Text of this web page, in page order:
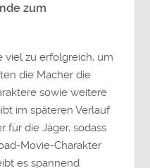
zum
viel zu erfolgreich, um
die Macher die
sowie weitere
im späteren Verlauf
für die Jäger, sodass
Movie-Charakter
es spannend